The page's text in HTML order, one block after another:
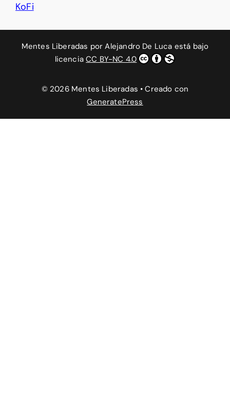
KoFi
Mentes Liberadas porAlejandro De Luca está bajo
licenciaCC BY-NC 4.0
© 2026 Mentes Liberadas • Creado con
GeneratePress